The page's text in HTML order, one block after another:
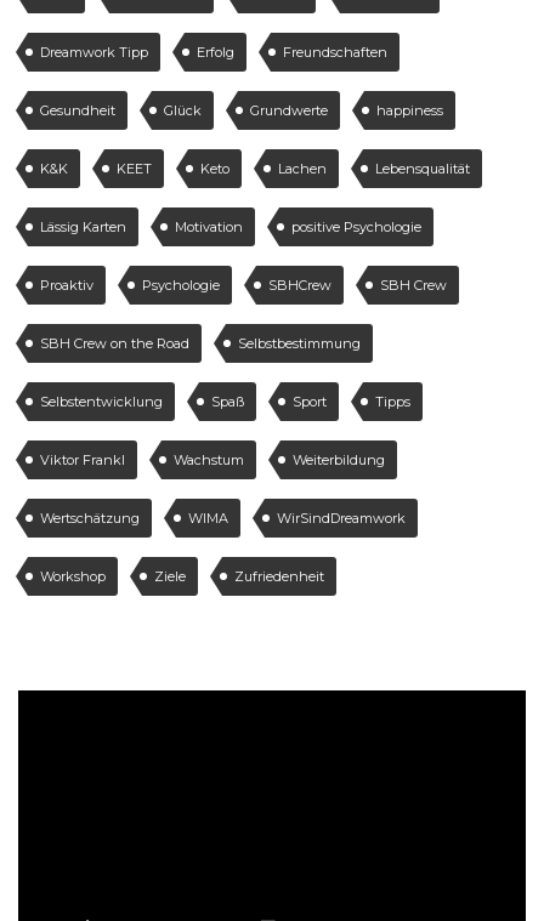
Dreamwork Tipp Erfolg Freundschaften
Gesundheit Glück Grundwerte happiness
K&K KEET Keto Lachen Lebensqualität
Lässig Karten Motivation positive Psychologie
Proaktiv Psychologie SBHCrew SBH Crew
SBH Crew on the Road Selbstbestimmung
Selbstentwicklung Spaß Sport Tipps
Viktor Frankl Wachstum Weiterbildung
Wertschätzung WIMA WirSindDreamwork
Workshop Ziele Zufriedenheit